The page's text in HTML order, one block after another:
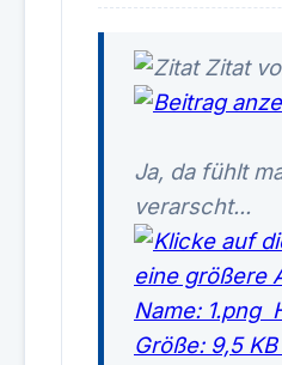
Zitat
Ja, da fühlt
verarscht...